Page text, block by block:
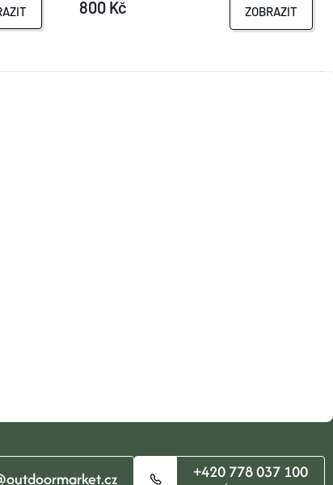
800 Kč ZOBRAZIT
+420 778 037 100